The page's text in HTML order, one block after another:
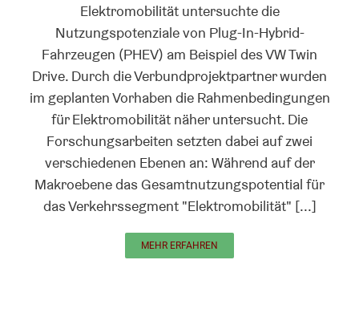
Elektromobilität untersuchte die
Nutzungspotenziale von Plug-In-Hybrid-
Fahrzeugen (PHEV) am Beispiel des VW Twin
Drive. Durch die Verbundprojektpartner wurden
im geplanten Vorhaben die Rahmenbedingungen
für Elektromobilität näher untersucht. Die
Forschungsarbeiten setzten dabei auf zwei
verschiedenen Ebenen an: Während auf der
Makroebene das Gesamtnutzungspotential für
das Verkehrssegment "Elektromobilität" [...]
MEHR ERFAHREN